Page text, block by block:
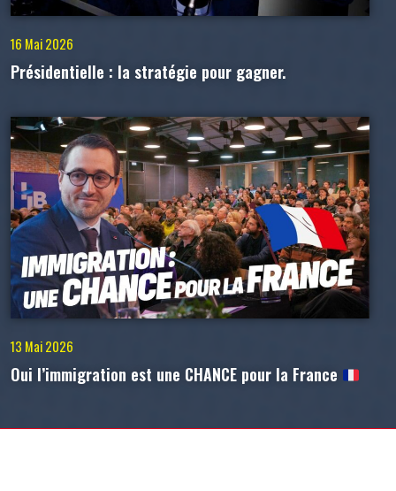
16 Mai 2026
Présidentielle : la stratégie pour gagner.
13 Mai 2026
Oui l’immigration est une CHANCE pour la France